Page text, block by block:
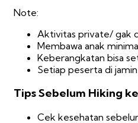
Note:
Aktivitas private/ gak
Membawa anak
Keberangkatan bisa
Setiap peserta di
Tips Sebelum Hiking
Cek kesehatan